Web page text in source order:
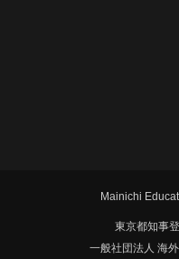
Mainichi
東京都知事
一般社団法人 海